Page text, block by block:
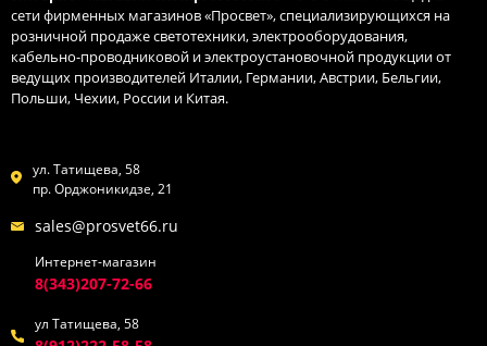
сети фирменных магазинов «Просвет», специализирующихся на
розничной продаже светотехники, электрооборудования,
кабельно-проводниковой и электроустановочной продукции от
ведущих производителей Италии, Германии, Австрии, Бельгии,
Польши, Чехии, России и Китая.
ул. Татищева, 58
пр. Орджоникидзе, 21
sales@prosvet66.ru
Интернет-магазин
8(343)207-72-66
ул Татищева, 58